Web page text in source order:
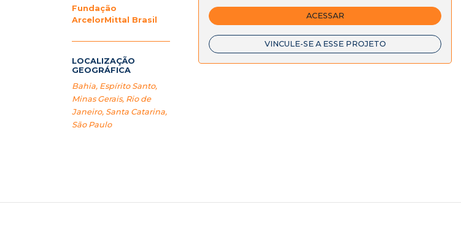
Fundação
ArcelorMittal Brasil
LOCALIZAÇÃO
GEOGRÁFICA
Bahia, Espírito Santo,
Minas Gerais, Rio de
Janeiro, Santa Catarina,
São Paulo
ACESSAR
VINCULE-SE A ESSE PROJETO